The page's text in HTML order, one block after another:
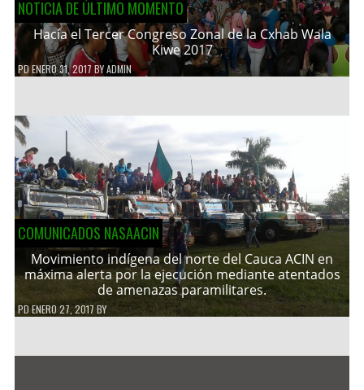
NOTICIA DE ÚLTIMO MOMENTO
Hacía el Tercer Congreso Zonal de la Cxhab Wala
Kiwe 2017
PDENERO 31, 2017 BYADMIN
COMUNICADOS NASAACIN
Movimiento indígena del norte del Cauca ACIN en
máxima alerta por la ejecución mediante atentados
de amenazas paramilitares.
PDENERO 27, 2017 BY